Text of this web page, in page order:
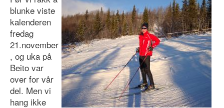
blunke viste
kalenderen
fredag
21.november
, og uka på
Beito var
over for vår
del. Men vi
hang ikke